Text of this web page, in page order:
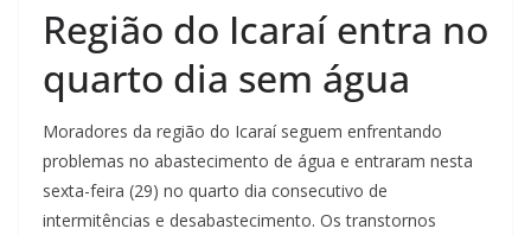
Região do Icaraí entra no
quarto dia sem água
Moradores da região do Icaraí seguem enfrentando
problemas no abastecimento de água e entraram nesta
sexta-feira (29) no quarto dia consecutivo de
intermitências e desabastecimento. Os transtornos